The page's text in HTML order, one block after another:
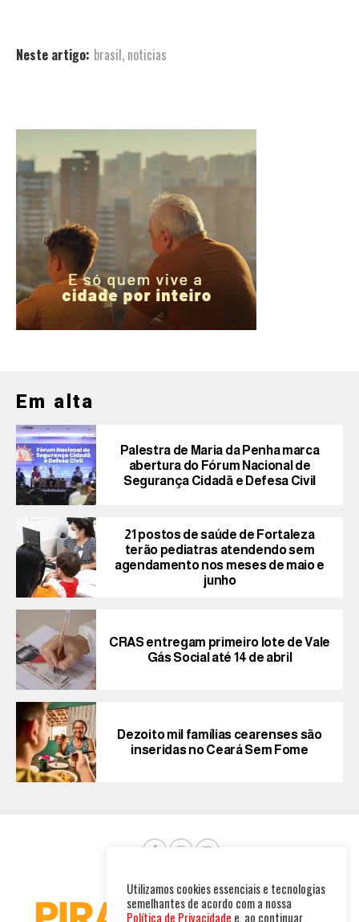
Neste artigo: brasil, noticias
Em alta
Palestra de Maria da Penha marca
abertura do Fórum Nacional de
Segurança Cidadã e Defesa Civil
21 postos de saúde de Fortaleza
terão pediatras atendendo sem
agendamento nos meses de maio e
junho
CRAS entregam primeiro lote de Vale
Gás Social até 14 de abril
Dezoito mil famílias cearenses são
inseridas no Ceará Sem Fome
Utilizamos cookies essenciais e tecnologias
semelhantes de acordo com a nossa
Política de Privacidade e, ao continuar